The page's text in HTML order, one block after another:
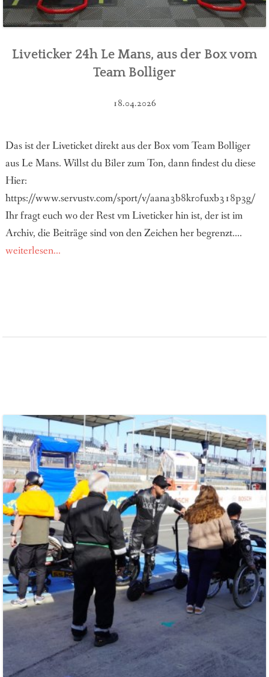
Liveticker 24h Le Mans, aus der Box vom
Team Bolliger
18.04.2026
Das ist der Liveticket direkt aus der Box vom Team Bolliger
aus Le Mans. Willst du Biler zum Ton, dann findest du diese
Hier:
https://www.servustv.com/sport/v/aana3b8kr0fuxb318p3g/
Ihr fragt euch wo der Rest vm Liveticker hin ist, der ist im
Archiv, die Beiträge sind von den Zeichen her begrenzt....
weiterlesen...